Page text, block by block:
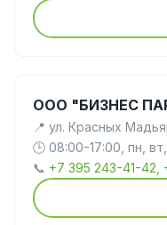
ООО "БИЗНЕС
📍 ул. Красных
🕒 08:00-17:00, пн,
📞 +7 395 243-41-42,